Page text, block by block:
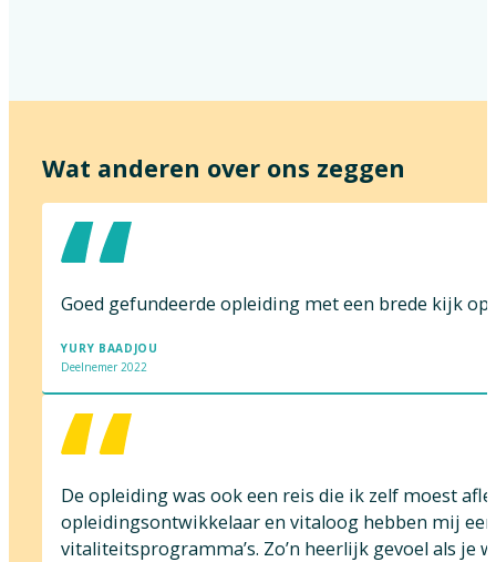
Wat anderen over ons zeggen
Goed gefundeerde opleiding met een brede kijk op
YURY BAADJOU
Deelnemer 2022
De opleiding was ook een reis die ik zelf moest
opleidingsontwikkelaar en vitaloog hebben mij
vitaliteitsprogramma’s. Zo’n heerlijk gevoel als je